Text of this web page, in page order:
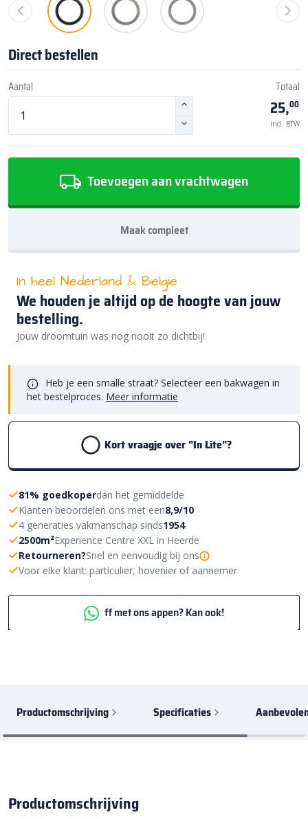
Direct bestellen
Aantal Totaal
25,00
incl. BTW
Toevoegen aan vrachtwagen
Maak compleet
In heel Nederland & België
We houden je altijd op de hoogte van jouw
bestelling.
Jouw droomtuin was nog nooit zo dichtbij!
Heb je een smalle straat? Selecteer een bakwagen in
het bestelproces. Meer informatie
Kort vraagje over "In Lite"?
81% goedkoperdan het gemiddelde
Klanten beoordelen ons met een8,9/10
4 generaties vakmanschap sinds1954
2500m²Experience Centre XXL in Heerde
Retourneren?Snel en eenvoudig bij ons
Voor elke klant: particulier, hovenier of aannemer
ff met ons appen? Kan ook!
Productomschrijving Specificaties
Productomschrijving